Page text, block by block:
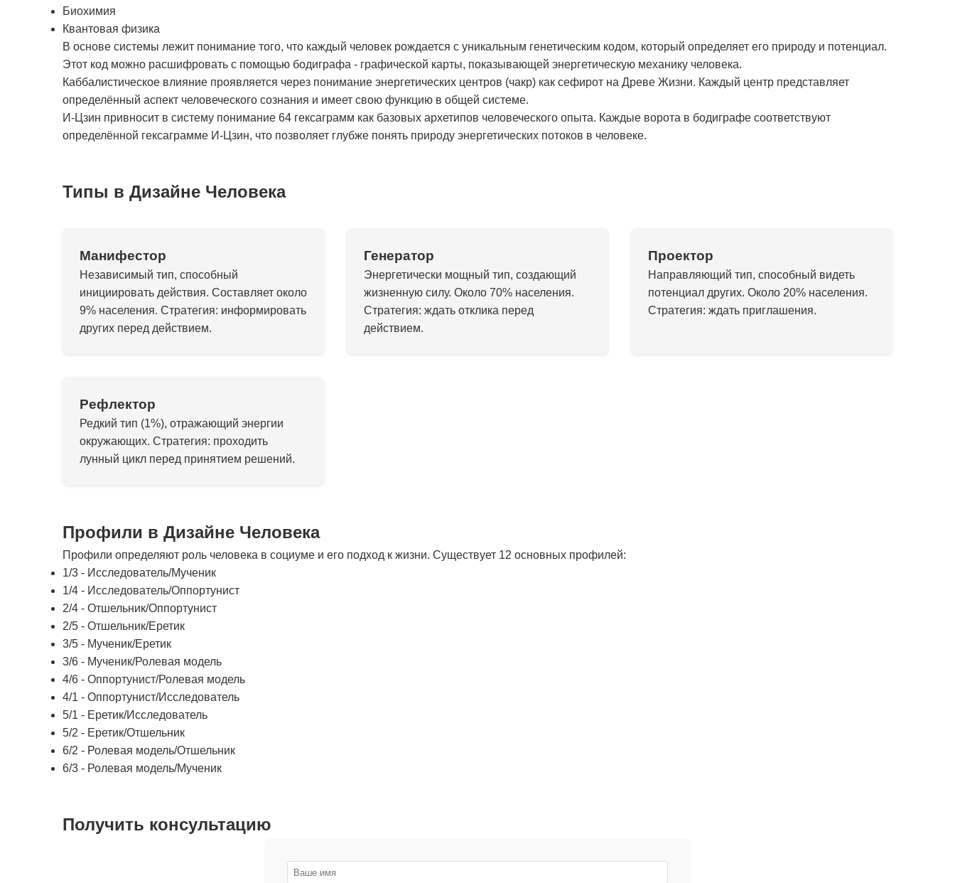
Биохимия
Квантовая физика
В основе системы лежит понимание того, что каждый человек рождается с уникальным генетическим кодом, который определяет его природу и потенциал.
Этот код можно расшифровать с помощью бодиграфа - графической карты, показывающей энергетическую механику человека.
Каббалистическое влияние проявляется через понимание энергетических центров (чакр) как сефирот на Древе Жизни. Каждый центр представляет
определённый аспект человеческого сознания и имеет свою функцию в общей системе.
И-Цзин привносит в систему понимание 64 гексаграмм как базовых архетипов человеческого опыта. Каждые ворота в бодиграфе соответствуют
определённой гексаграмме И-Цзин, что позволяет глубже понять природу энергетических потоков в человеке.
Типы в Дизайне Человека
Манифестор
Независимый тип, способный
инициировать действия. Составляет около
9% населения. Стратегия: информировать
других перед действием.
Генератор
Энергетически мощный тип, создающий
жизненную силу. Около 70% населения.
Стратегия: ждать отклика перед
действием.
Проектор
Направляющий тип, способный видеть
потенциал других. Около 20% населения.
Стратегия: ждать приглашения.
Рефлектор
Редкий тип (1%), отражающий энергии
окружающих. Стратегия: проходить
лунный цикл перед принятием решений.
Профили в Дизайне Человека
Профили определяют роль человека в социуме и его подход к жизни. Существует 12 основных профилей:
1/3 - Исследователь/Мученик
1/4 - Исследователь/Оппортунист
2/4 - Отшельник/Оппортунист
2/5 - Отшельник/Еретик
3/5 - Мученик/Еретик
3/6 - Мученик/Ролевая модель
4/6 - Оппортунист/Ролевая модель
4/1 - Оппортунист/Исследователь
5/1 - Еретик/Исследователь
5/2 - Еретик/Отшельник
6/2 - Ролевая модель/Отшельник
6/3 - Ролевая модель/Мученик
Получить консультацию